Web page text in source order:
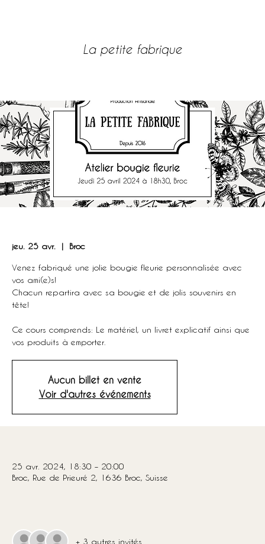
La petite fabrique
jeu. 25 avr.
  |
Broc
Venez fabriqué une jolie bougie fleurie personnalisée avec
vos ami(e)s!
Chacun repartira avec sa bougie et de jolis souvenirs en
tête!
Ce cours comprends: Le matériel, un livret explicatif ainsi que
Aucun billet en vente
Voir d'autres événements
25 avr. 2024, 18:30 – 20:00
Broc, Rue de Prieuré 2, 1636 Broc, Suisse
+ 3 autres invités